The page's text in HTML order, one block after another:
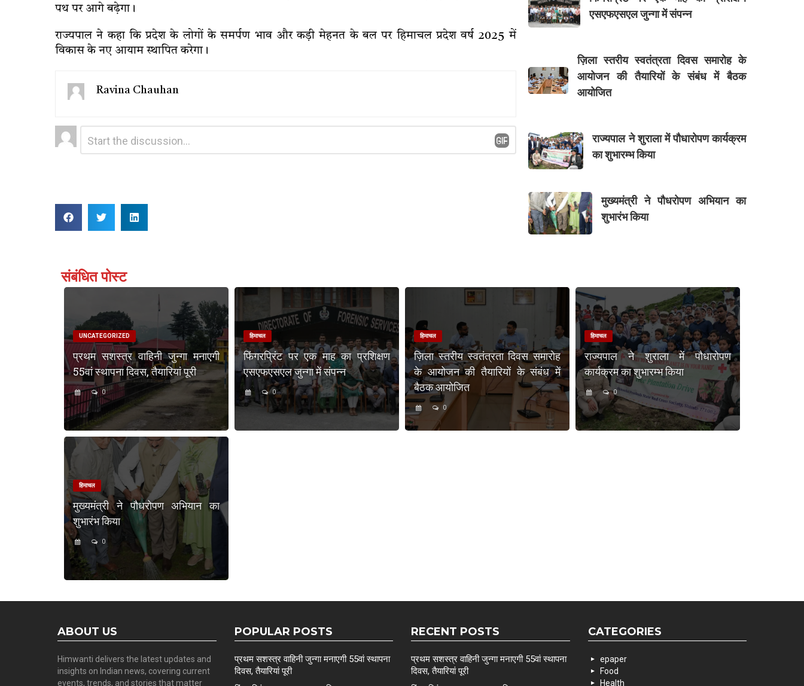
पथ पर आगे बढ़ेगा।
राज्यपाल ने कहा कि प्रदेश के लोगों के समर्पण भाव और कड़ी मेहनत के बल पर हिमाचल प्रदेश वर्ष 2025 में
विकास के नए आयाम स्थापित करेगा।
Ravina Chauhan
Leave
a
एसएफएसएल जुन्गा में संपन्न
ज़िला स्तरीय स्वतंत्रता दिवस समारोह के
आयोजन की तैयारियों के संबंध में बैठक
आयोजित
राज्यपाल ने शुराला में पौधारोपण कार्यक्रम
का शुभारम्भ किया
मुख्यमंत्री ने पौधरोपण अभियान का
शुभारंभ किया
संबंधित पोस्ट
UNCATEGORIZED
प्रथम सशस्त्र वाहिनी जुन्गा मनाएगी
55वां स्थापना दिवस, तैयारियां पूरी
0
हिमाचल
फिंगरप्रिंट पर एक माह का प्रशिक्षण
एसएफएसएल जुन्गा में संपन्न
0
हिमाचल
ज़िला स्तरीय स्वतंत्रता दिवस समारोह
के आयोजन की तैयारियों के संबंध में
बैठक आयोजित
0
हिमाचल
राज्यपाल ने शुराला में पौधारोपण
कार्यक्रम का शुभारम्भ किया
0
हिमाचल
मुख्यमंत्री ने पौधरोपण अभियान का
शुभारंभ किया
0
ABOUT US
Himwanti delivers the latest updates and
insights on Indian news, covering current
events, trends, and stories that matter
POPULAR POSTS
प्रथम सशस्त्र वाहिनी जुन्गा मनाएगी 55वां स्थापना
दिवस, तैयारियां पूरी
RECENT POSTS
प्रथम सशस्त्र वाहिनी जुन्गा मनाएगी 55वां स्थापना
दिवस, तैयारियां पूरी
CATEGORIES
epaper
Food
Health